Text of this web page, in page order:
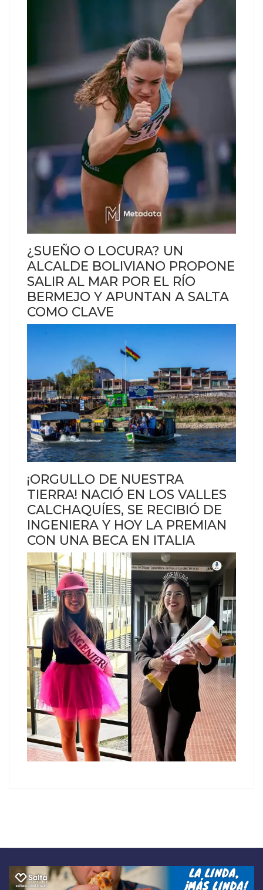
¿SUEÑO O LOCURA? UN
ALCALDE BOLIVIANO PROPONE
SALIR AL MAR POR EL RÍO
BERMEJO Y APUNTAN A SALTA
COMO CLAVE
¡ORGULLO DE NUESTRA
TIERRA! NACIÓ EN LOS VALLES
CALCHAQUÍES, SE RECIBIÓ DE
INGENIERA Y HOY LA PREMIAN
CON UNA BECA EN ITALIA